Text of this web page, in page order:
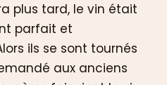
plus tard, le vin était
parfait et
ils se sont tournés
aux anciens